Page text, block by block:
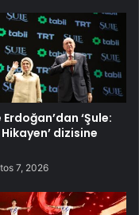
Erdoğan’dan ‘Şule:
dizisine
7, 2026